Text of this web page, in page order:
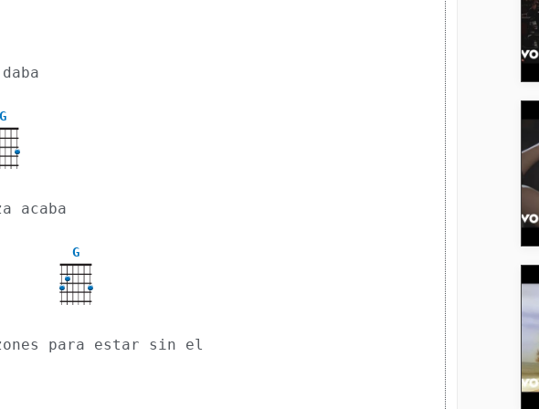
G
acaba
G
para estar sin el